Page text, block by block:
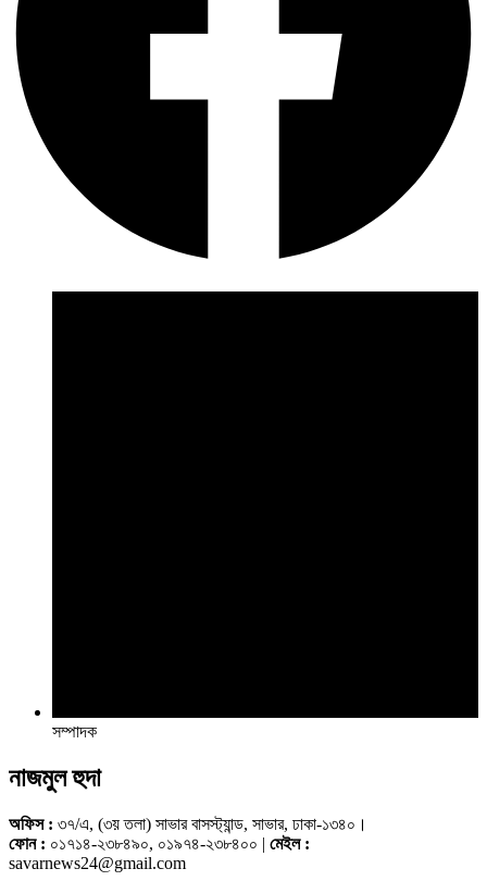
সম্পাদক
নাজমুল হুদা
অফিস : ৩৭/এ, (৩য় তলা) সাভার বাসস্ট্যান্ড, সাভার, ঢাকা-১৩৪০।
ফোন : ০১৭১৪-২৩৮৪৯০, ০১৯৭৪-২৩৮৪০০ | মেইল :
savarnews24@gmail.com